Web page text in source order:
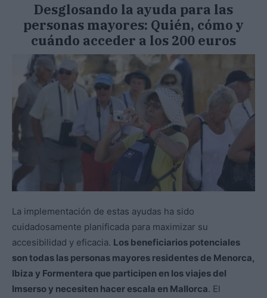
Desglosando la ayuda para las
personas mayores: Quién, cómo y
cuándo acceder a los 200 euros
La implementación de estas ayudas ha sido
cuidadosamente planificada para maximizar su
accesibilidad y eficacia. Los beneficiarios potenciales
son todas las personas mayores residentes de Menorca,
Ibiza y Formentera que participen en los viajes del
Imserso y necesiten hacer escala en Mallorca. El